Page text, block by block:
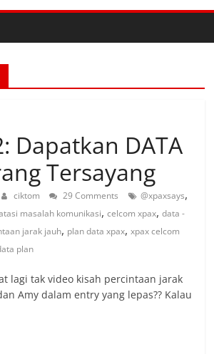
Dapatkan DATA
Tersayang
ciktom 29 Comments @xpaxsays,
masalah komunikasi,celcom xpax,data -
jarak jauh, plan data xpax,xpax celcom
plan
lagi tak video kisah percintaan jarak
Amy dalam entry yang lepas?? Kalau